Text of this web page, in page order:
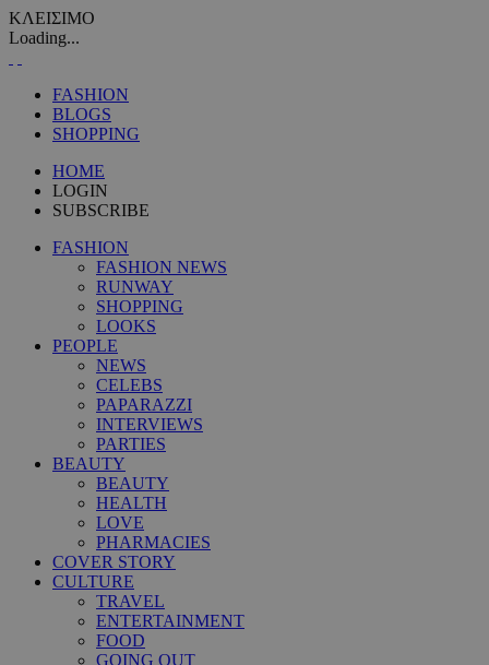
ΚΛΕΙΣΙΜΟ
Loading...
FASHION
BLOGS
SHOPPING
HOME
LOGIN
SUBSCRIBE
FASHION
FASHION NEWS
RUNWAY
SHOPPING
LOOKS
PEOPLE
NEWS
CELEBS
PAPARAZZI
INTERVIEWS
PARTIES
BEAUTY
BEAUTY
HEALTH
LOVE
PHARMACIES
COVER STORY
CULTURE
TRAVEL
ENTERTAINMENT
FOOD
GOING OUT